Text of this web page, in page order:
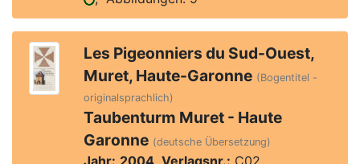
Les Pigeonniers du Sud-Ouest,
Muret, Haute-Garonne (Bogentitel -
originalsprachlich)
Taubenturm Muret - Haute
Garonne (deutsche Übersetzung)
Jahr: 2004, Verlagsnr.: C02